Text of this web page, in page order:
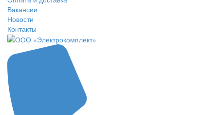
Вакансии
Новости
Контакты